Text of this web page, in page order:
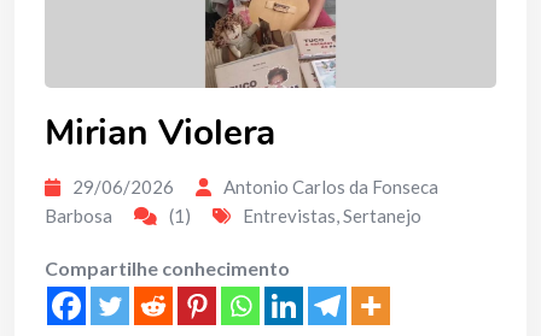
Mirian Violera
29/06/2026
Antonio Carlos da Fonseca
Barbosa
(1) Entrevistas Sertanejo
Compartilhe conhecimento